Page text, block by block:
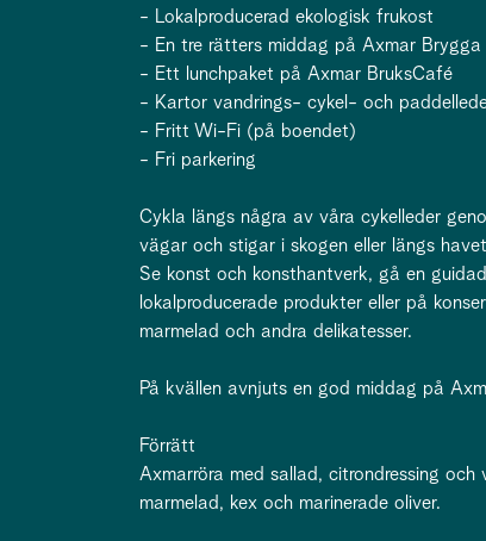
- Lokalproducerad ekologisk frukost
- En tre rätters middag på Axmar Brygga
- Ett lunchpaket på Axmar BruksCafé
- Kartor vandrings- cykel- och
- Fritt Wi-Fi (på boendet)
- Fri parkering
Cykla längs några av våra cykelleder
vägar och stigar i skogen eller längs
Se konst och konsthantverk, gå en
lokalproducerade produkter eller på
marmelad och andra delikatesser.
På kvällen avnjuts en god middag på
Förrätt
Axmarröra med sallad, citrondressing
marmelad, kex och marinerade oliver.